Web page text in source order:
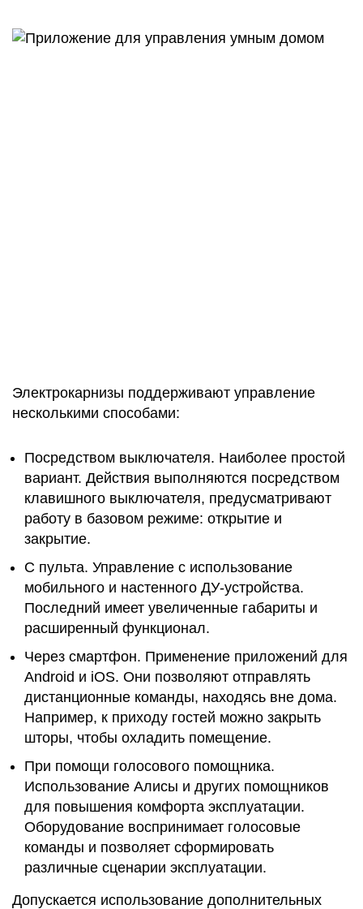
Электрокарнизы поддерживают управление
несколькими способами:
Посредством выключателя. Наиболее простой
вариант. Действия выполняются посредством
клавишного выключателя, предусматривают
работу в базовом режиме: открытие и
закрытие.
С пульта. Управление с использование
мобильного и настенного ДУ-устройства.
Последний имеет увеличенные габариты и
расширенный функционал.
Через смартфон. Применение приложений для
Android и iOS. Они позволяют отправлять
дистанционные команды, находясь вне дома.
Например, к приходу гостей можно закрыть
шторы, чтобы охладить помещение.
При помощи голосового помощника.
Использование Алисы и других помощников
для повышения комфорта эксплуатации.
Оборудование воспринимает голосовые
команды и позволяет сформировать
различные сценарии эксплуатации.
Допускается использование дополнительных